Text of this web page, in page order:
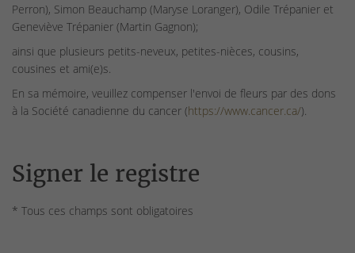
Perron), Simon Beauchamp (Maryse Loranger), Odile Trépanier et
Geneviève Trépanier (Martin Gagnon);
ainsi que plusieurs petits-neveux, petites-nièces, cousins,
cousines et ami(e)s.
En sa mémoire, veuillez compenser l'envoi de fleurs par des dons
à la Société canadienne du cancer (https://www.cancer.ca/).
Signer le registre
* Tous ces champs sont obligatoires